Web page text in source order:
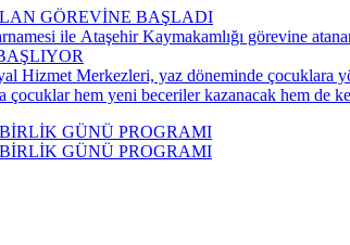
GÖREVİNE BAŞLADI
ile Ataşehir Kaymakamlığı görevine
Hizmet Merkezleri, yaz döneminde
çocuklar hem yeni beceriler kazanacak hem de
GÜNÜ PROGRAMI
GÜNÜ PROGRAMI